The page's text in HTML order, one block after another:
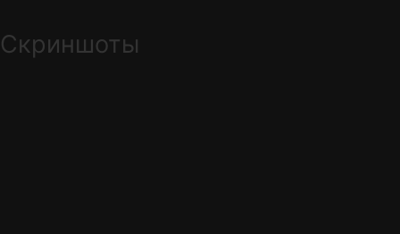
Скриншоты